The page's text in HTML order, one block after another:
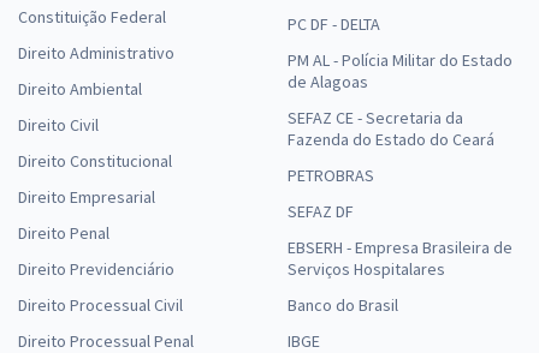
Constituição Federal
Direito Administrativo
Direito Ambiental
Direito Civil
Direito Constitucional
Direito Empresarial
Direito Penal
Direito Previdenciário
Direito Processual Civil
Direito Processual Penal
PC DF - DELTA
PM AL - Polícia Militar do Estado
de Alagoas
SEFAZ CE - Secretaria da
Fazenda do Estado do Ceará
PETROBRAS
SEFAZ DF
EBSERH - Empresa Brasileira de
Serviços Hospitalares
Banco do Brasil
IBGE